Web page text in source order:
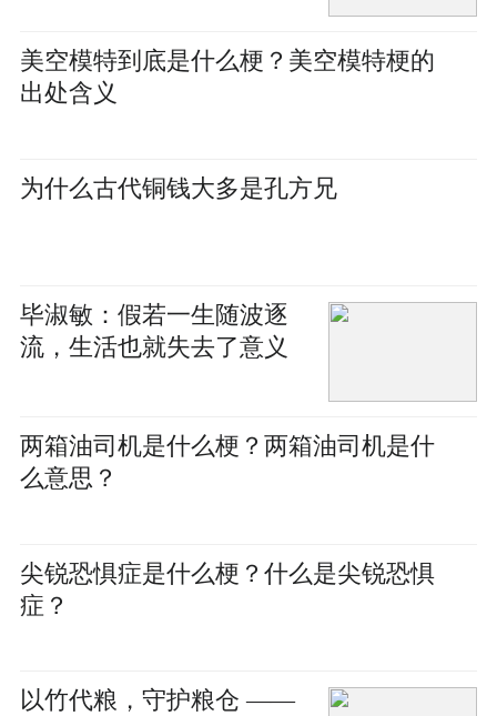
美空模特到底是什么梗？​美空模特梗的
出处含义
为什么古代铜钱大多是孔方兄
毕淑敏：假若一生随波逐
流，生活也就失去了意义
两箱油司机是什么梗？两箱油司机是什
么意思？
尖锐恐惧症是什么梗？什么是尖锐恐惧
症？
以竹代粮，守护粮仓 ——